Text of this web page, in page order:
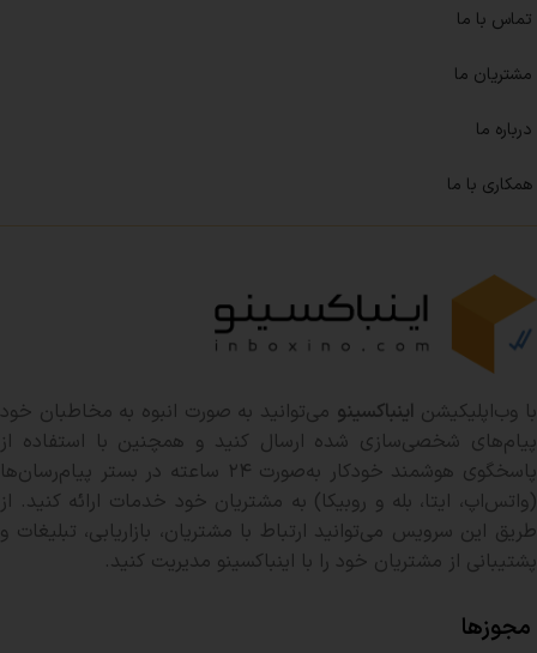
تماس با ما
مشتریان ما
درباره ما
همکاری با ما
با وب‌اپلیکیشن اینباکسینو می‌توانید به صورت انبوه به مخاطبان خود
پیام‌های شخصی‌سازی شده ارسال کنید و همچنین با استفاده از
پاسخگوی هوشمند خودکار به‌صورت ۲۴ ساعته در بستر پیام‌رسان‌ها
(واتس‌اپ، ایتا، بله و روبیکا) به مشتریان خود خدمات ارائه کنید. از
طریق این سرویس می‌توانید ارتباط با مشتریان، بازاریابی، تبلیغات و
پشتیبانی از مشتریان خود را با اینباکسینو مدیریت کنید.
مجوزها